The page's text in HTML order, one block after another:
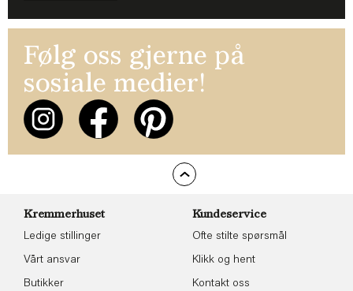
Følg oss gjerne på
sosiale medier!
Kremmerhuset
Ledige stillinger
Vårt ansvar
Butikker
Kundeservice
Ofte stilte spørsmål
Klikk og hent
Kontakt oss